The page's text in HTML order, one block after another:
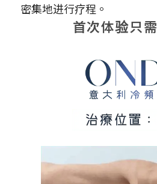
密集地进行疗程。
首次体验只需